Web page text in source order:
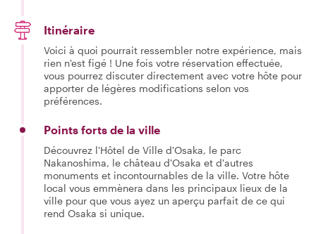
Itinéraire
Voici à quoi pourrait ressembler notre expérience, mais
rien n'est figé ! Une fois votre réservation effectuée,
vous pourrez discuter directement avec votre hôte pour
apporter de légères modifications selon vos
préférences.
Points forts de la ville
Découvrez l'Hôtel de Ville d'Osaka, le parc
Nakanoshima, le château d'Osaka et d'autres
monuments et incontournables de la ville. Votre hôte
local vous emmènera dans les principaux lieux de la
ville pour que vous ayez un aperçu parfait de ce qui
rend Osaka si unique.